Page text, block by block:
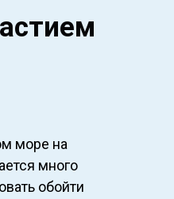
море на
много
обойти